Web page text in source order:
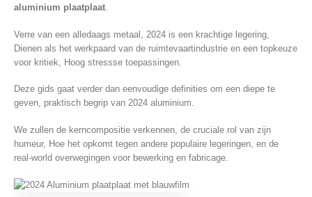
aluminium plaatplaat.
Verre van een alledaags metaal, 2024 is een krachtige legering,
Dienen als het werkpaard van de ruimtevaartindustrie en een topkeuze
voor kritiek, Hoog stressse toepassingen.
Deze gids gaat verder dan eenvoudige definities om een diepe te
geven, praktisch begrip van 2024 aluminium.
We zullen de kerncompositie verkennen, de cruciale rol van zijn
humeur, Hoe het opkomt tegen andere populaire legeringen, en de
real-world overwegingen voor bewerking en fabricage.